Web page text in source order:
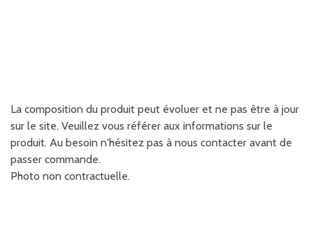
La composition du produit peut évoluer et ne pas être à jour
sur le site. Veuillez vous référer aux informations sur le
produit. Au besoin n'hésitez pas à nous contacter avant de
passer commande.
Photo non contractuelle.